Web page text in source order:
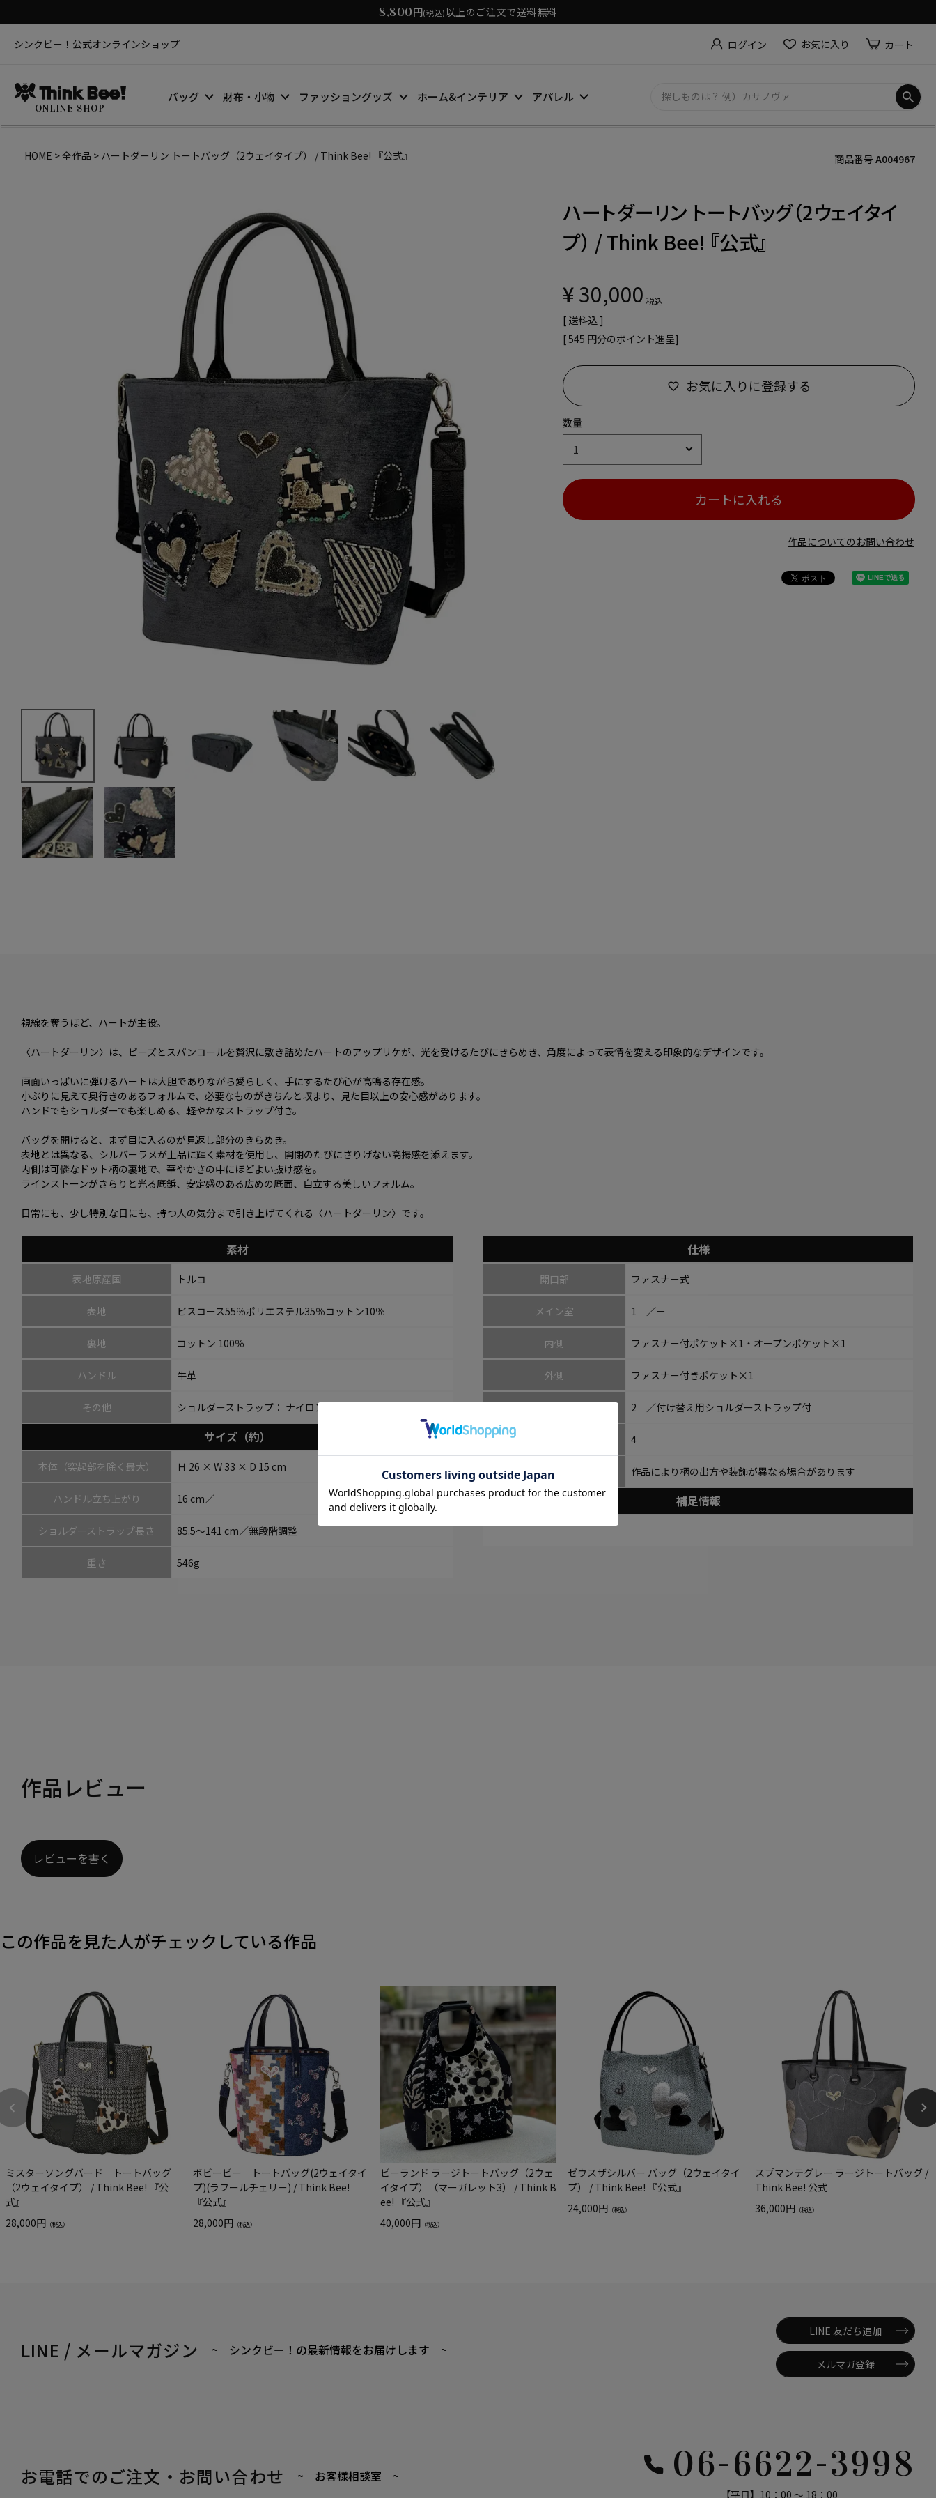
8,800円(税込)以上のご注文で送料無料
シンクビー！公式オンラインショップ ログイン お気に入り カート
ONLINE SHOP
バッグ 財布・小物 ファッショングッズ ホーム&インテリア アパレル
HOME 全作品 ハートダーリン トートバッグ（2ウェイタイプ） / Think Bee! 『公式』
ハートダーリン トートバッグ（2ウェイタイ
プ） / Think Bee! 『公式』
商品番号 A004967
¥30,000 税込
送料込
[545 円分のポイント進呈]
お気に入りに登録する
カートに入れる
作品についてのお問い合わせ
視線を奪うほど、ハートが主役。
〈ハートダーリン〉は、ビーズとスパンコールを贅沢に敷き詰めたハートのアップリケが、光を受けるたびにきらめき、角度によって表情を変える印象的なデザインです。
画面いっぱいに弾けるハートは大胆でありながら愛らしく、手にするたび心が高鳴る存在感。
小ぶりに見えて奥行きのあるフォルムで、必要なものがきちんと収まり、見た目以上の安心感があります。
ハンドでもショルダーでも楽しめる、軽やかなストラップ付き。
バッグを開けると、まず目に入るのが見返し部分のきらめき。
表地とは異なる、シルバーラメが上品に輝く素材を使用し、開閉のたびにさりげない高揚感を添えます。
内側は可憐なドット柄の裏地で、華やかさの中にほどよい抜け感を。
ラインストーンがきらりと光る底鋲、安定感のある広めの底面、自立する美しいフォルム。
日常にも、少し特別な日にも、持つ人の気分まで引き上げてくれる〈ハートダーリン〉です。
素材
表地原産国 トルコ
表地 ビスコース55％ポリエステル35％コットン10％
裏地 コットン 100％
ハンドル 牛革
その他 ショルダーストラップ： ナイロンテープ
サイズ（約）
本体（突起部を除く最大） Ｈ 26 × W 33 × D 15 cm
ハンドル立ち上がり 16 cm／－
ショルダーストラップ長さ 85.5～141 cm／無段階調整
重さ 546g
仕様
開口部 ファスナー式
メイン室 1 ／－
内側 ファスナー付ポケット×1・オープンポケット×1
外側 ファスナー付きポケット×1
2 ／付け替え用ショルダーストラップ付
4
その他 作品により柄の出方や装飾が異なる場合があります
補足情報
－
作品レビュー
レビューを書く
この作品を見た人がチェックしている作品
ミスターソングバード トートバッグ
（2ウェイタイプ） / Think Bee! 『公
式』
28,000円 （税込）
ボビービー トートバッグ(2ウェイタイ
プ)(ラフールチェリー) / Think Bee!
『公式』
28,000円 （税込）
ビーランド ラージトートバッグ（2ウェ
イタイプ）（マーガレット3） / Think B
ee! 『公式』
40,000円 （税込）
ゼウスザシルバー バッグ（2ウェイタイ
プ） / Think Bee! 『公式』
24,000円 （税込）
スプマンテグレー ラージトートバッグ /
Think Bee! 公式
36,000円 （税込）
LINE / メールマガジン ~ シンクビー！の最新情報をお届けします ~
LINE 友だち追加
メルマガ登録
お電話でのご注文・お問い合わせ ~ お客様相談室 ~ 06-6622-3998
【平日】10：00 ～ 18：00